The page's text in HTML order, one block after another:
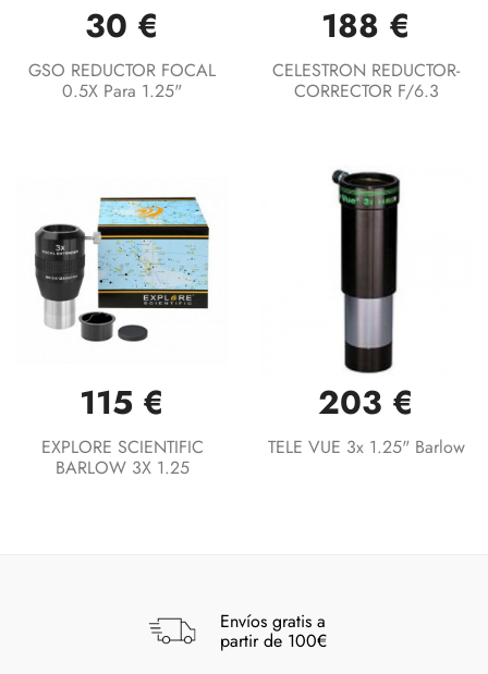
30 €
GSO REDUCTOR FOCAL
0.5X Para 1.25"
188 €
CELESTRON REDUCTOR-
CORRECTOR F/6.3
115 €
EXPLORE SCIENTIFIC
BARLOW 3X 1.25
203 €
TELE VUE 3x 1.25" Barlow
Envíos gratis a
partir de 100€